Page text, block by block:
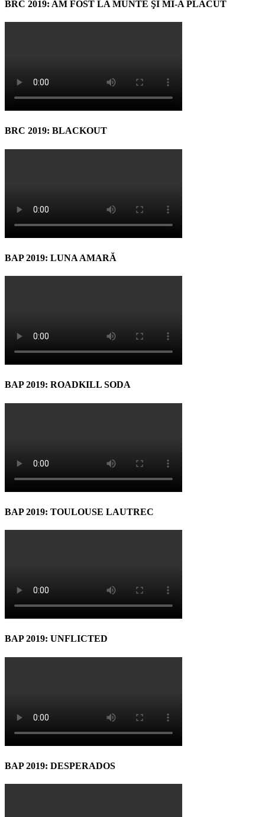
BRC 2019: AM FOST LA MUNTE ŞI MI-A PLĂCUT
BRC 2019: BLACKOUT
BAP 2019: LUNA AMARĂ
BAP 2019: ROADKILL SODA
BAP 2019: TOULOUSE LAUTREC
BAP 2019: UNFLICTED
BAP 2019: DESPERADOS